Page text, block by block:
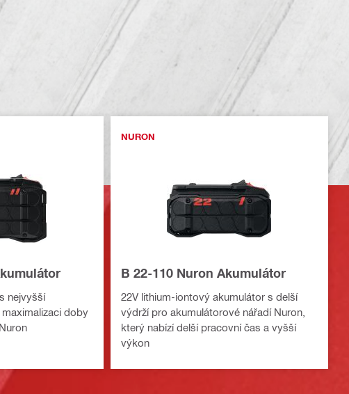
nejvyšší
doby
NURON
B 22-110 Nuron Akumulátor
22V lithium-iontový akumulátor s delší
výdrží pro akumulátorové nářadí Nuron,
který nabízí delší pracovní čas a vyšší
výkon